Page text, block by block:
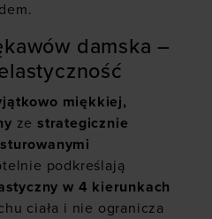
damska –
miękkiej,
zestrategicznie
podkreślają
w 4 kierunkach
ciała i nie ogranicza